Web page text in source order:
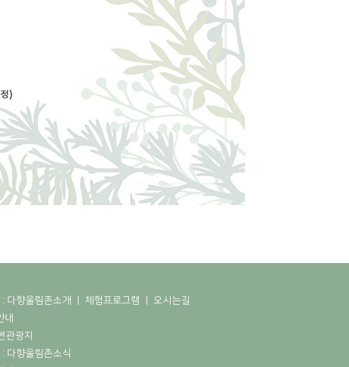
: 다향울림촌소개 체험프로그램
오시는길
내
관광지
: 다향울림촌소식